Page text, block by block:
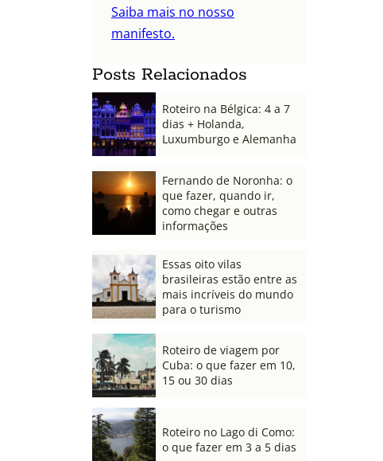
Saiba mais no nosso
manifesto.
Posts Relacionados
Roteiro na Bélgica: 4 a 7
dias + Holanda,
Luxumburgo e Alemanha
Fernando de Noronha: o
que fazer, quando ir,
como chegar e outras
informações
Essas oito vilas
brasileiras estão entre as
mais incríveis do mundo
para o turismo
Roteiro de viagem por
Cuba: o que fazer em 10,
15 ou 30 dias
Roteiro no Lago di Como:
o que fazer em 3 a 5 dias